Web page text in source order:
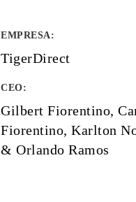
EMPRESA:
TigerDirect
CEO:
Gilbert Fiorentino,
Fiorentino, Karlton
& Orlando Ramos